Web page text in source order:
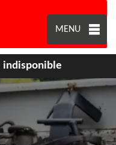
MENU
indisponible